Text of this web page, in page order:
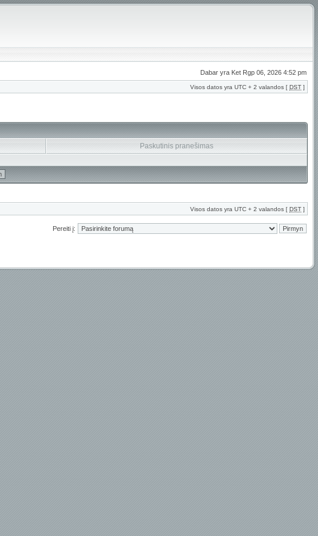
Dabar yra Ket Rgp 06, 2026 4:52 pm
Visos datos yra UTC + 2 valandos [ DST ]
Paskutinis pranešimas
Visos datos yra UTC + 2 valandos [ DST ]
Pereiti į: